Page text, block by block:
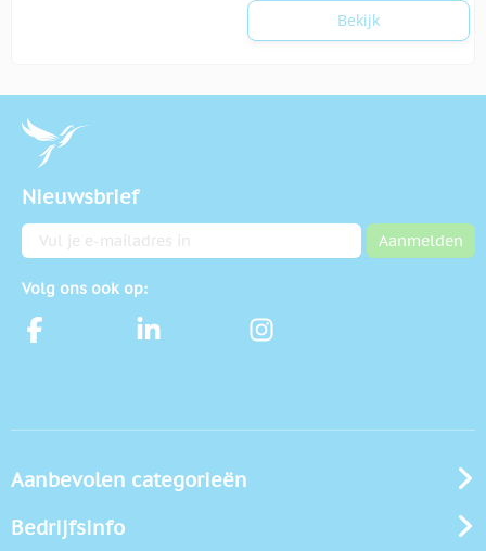
Bekijk
Nieuwsbrief
E-mailadres Aanmelden
Volg ons ook op:
Aanbevolen categorieën
Bedrijfsinfo